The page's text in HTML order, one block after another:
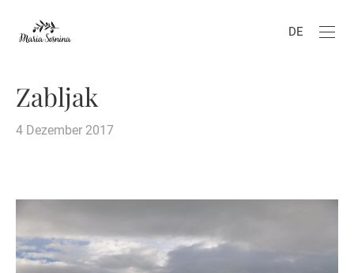
DE
Zabljak
4 Dezember 2017